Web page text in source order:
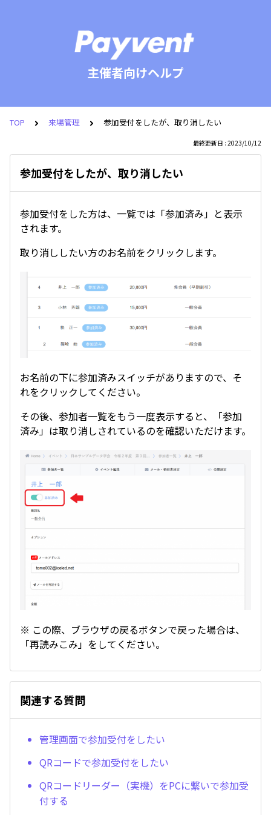
主催者向けヘルプ
TOP 来場管理 参加受付をしたが、取り消したい
最終更新日 : 2023/10/12
参加受付をしたが、取り消したい
参加受付をした方は、一覧では「参加済み」と表示
されます。
取り消ししたい方のお名前をクリックします。
お名前の下に参加済みスイッチがありますので、そ
れをクリックしてください。
その後、参加者一覧をもう一度表示すると、「参加
済み」は取り消しされているのを確認いただけます。
※ この際、ブラウザの戻るボタンで戻った場合は、
「再読みこみ」をしてください。
関連する質問
管理画面で参加受付をしたい
QRコードで参加受付をしたい
QRコードリーダー（実機）をPCに繋いで参加受
付する